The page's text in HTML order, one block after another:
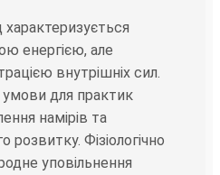
характеризується
енергією, але
внутрішніх сил.
умови для практик
намірів та
розвитку. Фізіологічно
уповільнення